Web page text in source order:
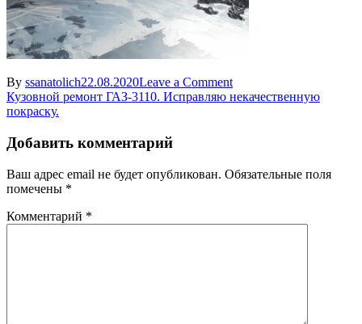
By ssanatolich22.08.2020Leave a Commenton
podnyalo
Навигация
по
записям
Кузовной ремонт ГАЗ-3110. Исправляю некачественную
покраску.
Добавить комментарий
Ваш адрес email не будет опубликован. Обязательные поля
помечены *
Комментарий *